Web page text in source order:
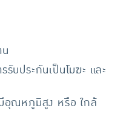
บประกันเป็นโมฆะ และ
อุณหภูมิสูง หรือ ใกล้